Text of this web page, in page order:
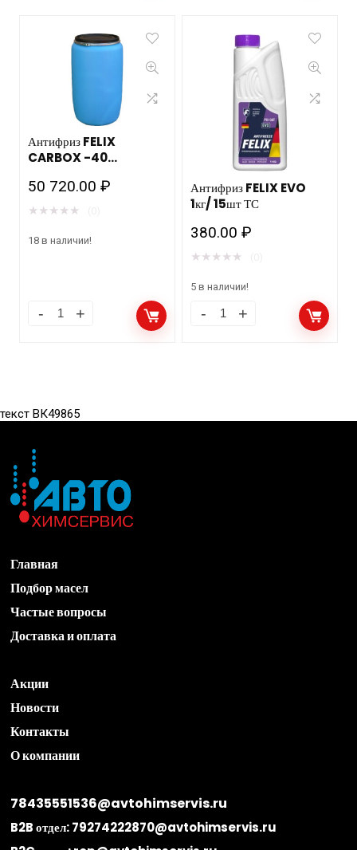
Антифриз FELIX
CARBOX -40
пласт. бочка допуск
Автоваз/Камаз
50 720.00₽
★ ★ ★ ★ ★
18 в наличии!
Антифриз FELIX EVO
1кг/ 15шт ТС
380.00₽
★ ★ ★ ★ ★
5 в наличии!
текст ВК49865
Главная
Подбор масел
Частые вопросы
Доставка и оплата
Акции
Новости
Контакты
О компании
78435551536@avtohimservis.ru
B2B отдел:79274222870@avtohimservis.ru